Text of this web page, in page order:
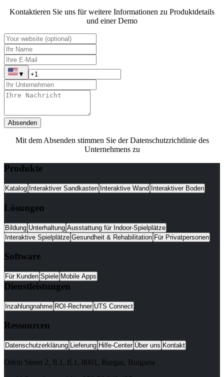
Kontaktieren Sie uns für weitere Informationen zu Produktdetails
und einer Demo
▼
Absenden
Mit dem Absenden stimmen Sie der Datenschutzrichtlinie des
Unternehmens zu
Produkte
Katalog Interaktiver Sandkasten Interaktive Wand Interaktiver Boden
Lösungen
Bildung Unterhaltung Ausstattung für Indoor-Spielplätze
Interaktive Spielplätze Gesundheit & Rehabilitation Für Privatpersonen
Software
Für Kunden Spiele Mobile Apps
Dienstleistungen
Inzahlungnahme ROI-Rechner UTS Connect
Ressourcen
Datenschutzerklärung Lieferung Hilfe-Center Über uns Kontakt
Odrin Street 2, fl.1 , fl.1, 8001 , Burgas, Bulgaria